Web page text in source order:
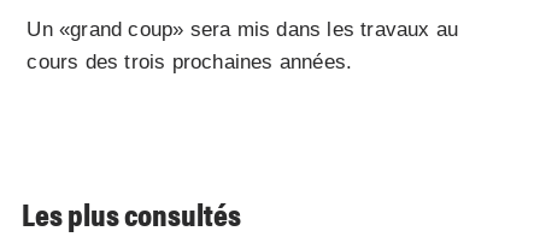
Un «grand coup» sera mis dans les travaux au
cours des trois prochaines années.
Les plus consultés